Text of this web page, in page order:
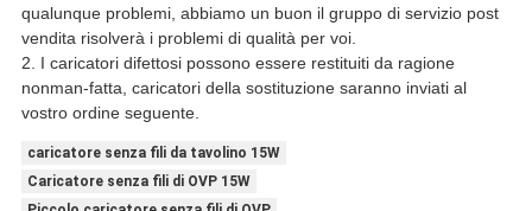
qualunque problemi, abbiamo un buon il gruppo di servizio post
vendita risolverà i problemi di qualità per voi.
2. I caricatori difettosi possono essere restituiti da ragione
nonman-fatta, caricatori della sostituzione saranno inviati al
vostro ordine seguente.
caricatore senza fili da tavolino 15W
Caricatore senza fili di OVP 15W